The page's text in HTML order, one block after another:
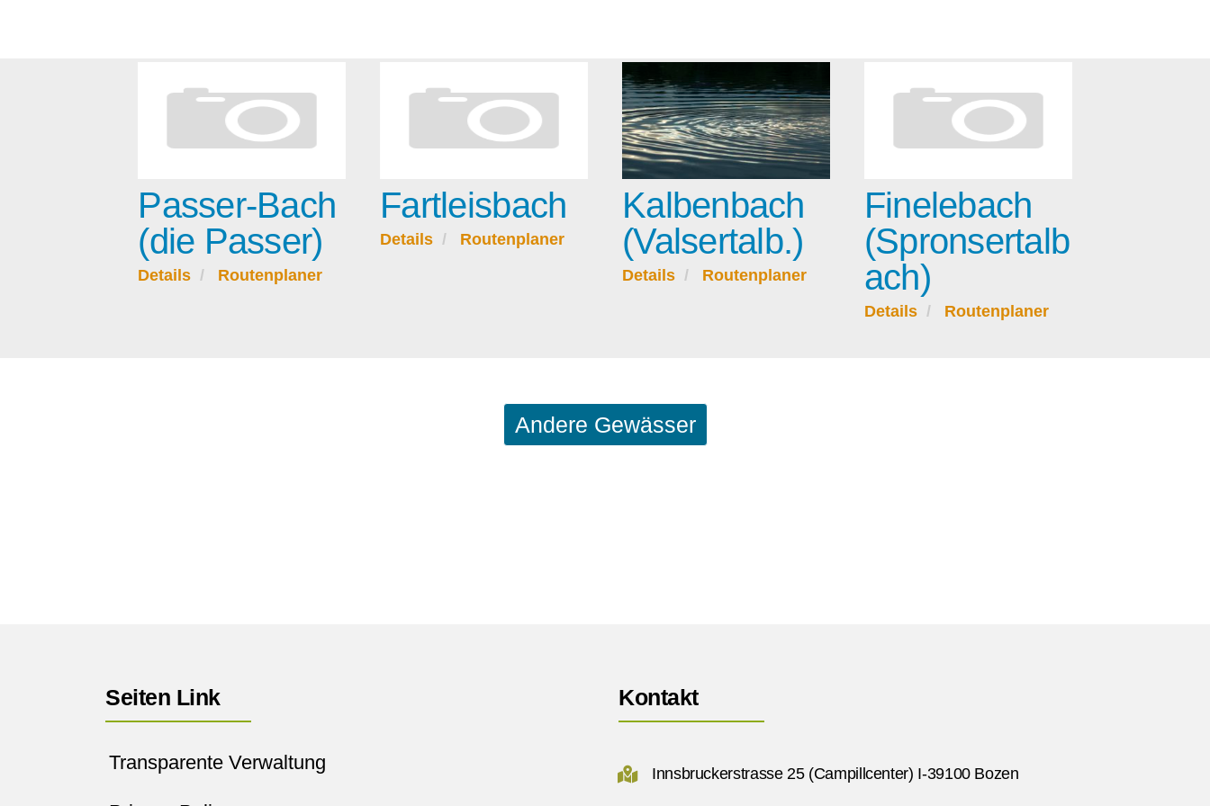
Passer-Bach
(die Passer)
Details Routenplaner
Fartleisbach
Details Routenplaner
Kalbenbach
(Valsertalb.)
Details Routenplaner
Finelebach
(Spronsertalb
ach)
Details Routenplaner
Andere Gewässer
Seiten Link
Transparente Verwaltung
Kontakt
Innsbruckerstrasse 25 (Campillcenter) I-39100 Bozen